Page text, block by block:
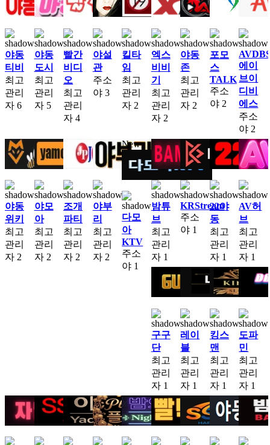
야동
티비
최고
관리
자 6
야동
도시
최고
관리
자 5
빨간
비디
오
최고
관리
자 4
야설
관
주소
야 3
킬타
임
최고
관리
자 2
엑스
비비
기
최고
관리
자 2
야동
존
최고
관리
자 2
포모
스
TALK
주소
야 2
에이
브이
디비
에스
주소
야 2
야동
위키
최고
관리
자 2
야모
아
최고
관리
자 2
조개
파티
최고
관리
자 2
야부
리
최고
관리
자 2
New
다모
아
KTV
주소
야 1
밤튜
브
최고
관리
자 1
KRStream
주소
야 1
22야
동
최고
관리
자 1
AV허
브
최고
관리
자 1
구구
단
최고
관리
자 1
레이
블
최고
관리
자 1
킹스
맨
최고
관리
자 1
도파
민
최고
관리
자 1